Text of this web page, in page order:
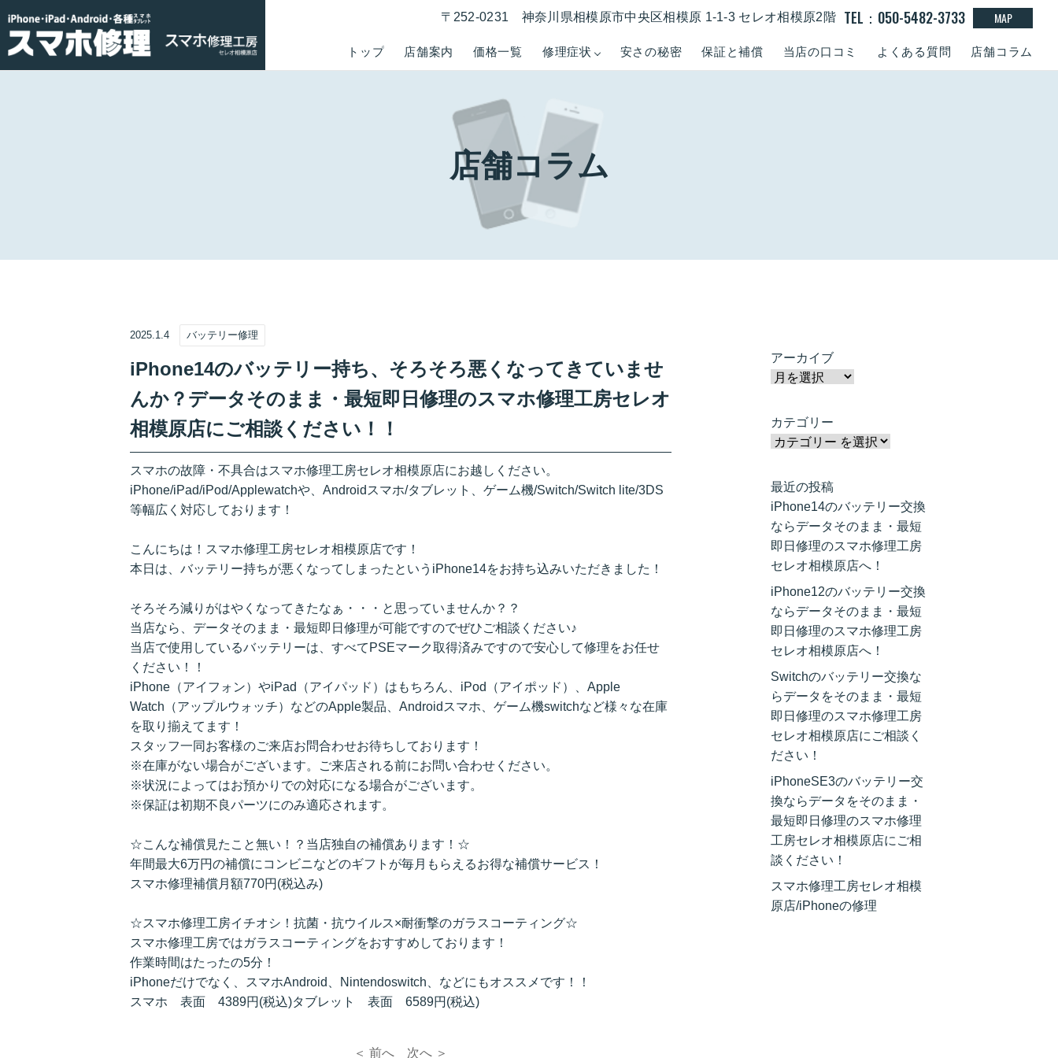
トップ 店舗案内 価格一覧 修理症状 安さの秘密 保証と補償 当店の口コミ よくある質問 店舗コラム
〒252-0231 神奈川県相模原市中央区相模原 1-1-3 セレオ相模原2階 TEL：050-5482-3733 MAP
店舗コラム
2025.1.4 バッテリー修理
iPhone14のバッテリー持ち、そろそろ悪くなってきていませ
んか？データそのまま・最短即日修理のスマホ修理工房セレオ
相模原店にご相談ください！！
スマホの故障・不具合はスマホ修理工房セレオ相模原店にお越しください。
iPhone/iPad/iPod/Applewatchや、Androidスマホ/タブレット、ゲーム機/Switch/Switch lite/3DS
等幅広く対応しております！
こんにちは！スマホ修理工房セレオ相模原店です！
本日は、バッテリー持ちが悪くなってしまったというiPhone14をお持ち込みいただきました！
そろそろ減りがはやくなってきたなぁ・・・と思っていませんか？？
当店なら、データそのまま・最短即日修理が可能ですのでぜひご相談ください♪
当店で使用しているバッテリーは、すべてPSEマーク取得済みですので安心して修理をお任せ
ください！！
iPhone（アイフォン）やiPad（アイパッド）はもちろん、iPod（アイポッド）、Apple
Watch（アップルウォッチ）などのApple製品、Androidスマホ、ゲーム機switchなど様々な在庫
を取り揃えてます！
スタッフ一同お客様のご来店お問合わせお待ちしております！
※在庫がない場合がございます。ご来店される前にお問い合わせください。
※状況によってはお預かりでの対応になる場合がございます。
※保証は初期不良パーツにのみ適応されます。
☆こんな補償見たこと無い！？当店独自の補償あります！☆
年間最大6万円の補償にコンビニなどのギフトが毎月もらえるお得な補償サービス！
スマホ修理補償月額770円(税込み)
☆スマホ修理工房イチオシ！抗菌・抗ウイルス×耐衝撃のガラスコーティング☆
スマホ修理工房ではガラスコーティングをおすすめしております！
作業時間はたったの5分！
iPhoneだけでなく、スマホAndroid、Nintendoswitch、などにもオススメです！！
スマホ 表面 4389円(税込)タブレット 表面 6589円(税込)
＜ 前へ 次へ ＞
アーカイブ
カテゴリー
最近の投稿
iPhone14のバッテリー交換
ならデータそのまま・最短
即日修理のスマホ修理工房
セレオ相模原店へ！
iPhone12のバッテリー交換
ならデータそのまま・最短
即日修理のスマホ修理工房
セレオ相模原店へ！
Switchのバッテリー交換な
らデータをそのまま・最短
即日修理のスマホ修理工房
セレオ相模原店にご相談く
ださい！
iPhoneSE3のバッテリー交
換ならデータをそのまま・
最短即日修理のスマホ修理
工房セレオ相模原店にご相
談ください！
スマホ修理工房セレオ相模
原店/iPhoneの修理